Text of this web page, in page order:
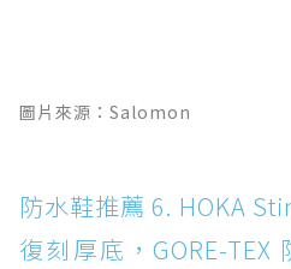
圖片來源：Salomon
防水鞋推薦 6. HOKA
復刻厚底，GORE-